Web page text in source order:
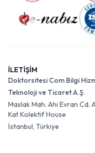
İLETİŞİM
Doktorsitesi Com Bilgi
Teknoloji ve Ticaret A.Ş.
Maslak Mah. Ahi Evran Cd.
Kat Kolektif House
İstanbul, Türkiye